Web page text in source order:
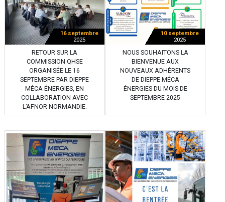
16 septembre
2025
RETOUR SUR LA
COMMISSION QHSE
ORGANISÉE LE 16
SEPTEMBRE PAR DIEPPE
MÉCA ÉNERGIES, EN
COLLABORATION AVEC
L’AFNOR NORMANDIE.
10 septembre
2025
NOUS SOUHAITONS LA
BIENVENUE AUX
NOUVEAUX ADHÉRENTS
DE DIEPPE MÉCA
ÉNERGIES DU MOIS DE
SEPTEMBRE 2025